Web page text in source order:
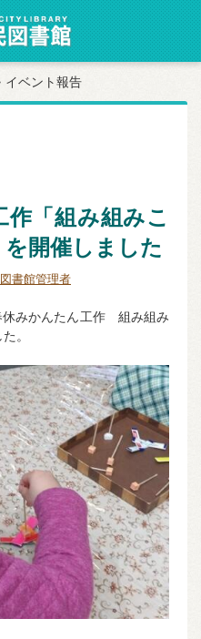
イベント報告
「組み組みこ
開催しました
図書館管理者
休みかんたん工作 組み組み
。